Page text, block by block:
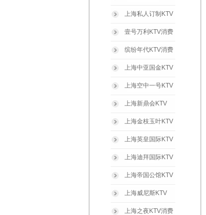
上海私人订制KTV
壹号万利KTV消费
缤纷年代KTV消费
上海中亚国金KTV
上海空中一号KTV
上海新鼎会KTV
上海金枝玉叶KTV
上海英皇国际KTV
上海迪拜国际KTV
上海帝国公馆KTV
上海威尼斯KTV
上海之夜KTV消费